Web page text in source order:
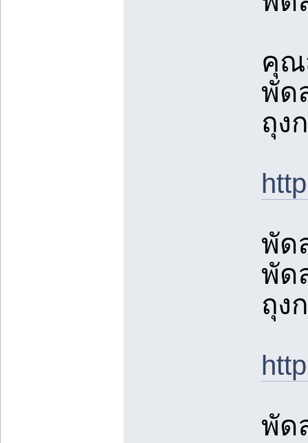
คุณ
พัด
ถุง
พัด
พัด
ถุง
พัด